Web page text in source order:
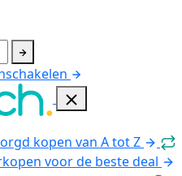
kopen van A tot Z
voor de beste deal